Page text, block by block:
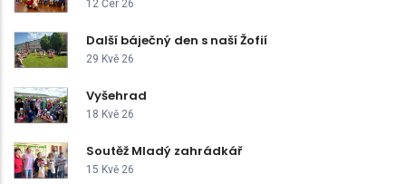
12 Čer 26
Další báječný den s naší Žofií
29 Kvě 26
Vyšehrad
18 Kvě 26
Soutěž Mladý zahrádkář
15 Kvě 26